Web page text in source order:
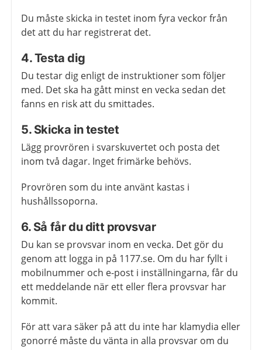
Du måste skicka in testet inom fyra veckor från
det att du har registrerat det.
4. Testa dig
Du testar dig enligt de instruktioner som följer
med. Det ska ha gått minst en vecka sedan det
fanns en risk att du smittades.
5. Skicka in testet
Lägg provrören i svarskuvertet och posta det
inom två dagar. Inget frimärke behövs.
Provrören som du inte använt kastas i
hushållssoporna.
6. Så får du ditt provsvar
Du kan se provsvar inom en vecka. Det gör du
genom att logga in på 1177.se. Om du har fyllt i
mobilnummer och e-post i inställningarna, får du
ett meddelande när ett eller flera provsvar har
kommit.
För att vara säker på att du inte har klamydia eller
gonorré måste du vänta in alla provsvar om du